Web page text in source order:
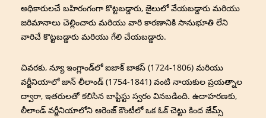
అధికారులచే బహిరంగంగా కొట్టబడ్డారు, జైలులో వేయబడ్డారు మరియు
జరిమానాలు చెల్లించారు మరియు వారి కారణానికి సానుభూతి లేని
వారిచే కొట్టబడ్డారు మరియు గేలి చేయబడ్డారు.
చివరకు, న్యూ ఇంగ్లాండ్‌లో ఐజాక్ బాకస్ (1724-1806) మరియు
వర్జీనియాలో జాన్ లీలాండ్ (1754-1841) వంటి నాయకుల ప్రయత్నాల
ద్వారా, ఇతరులతో కలిసిన బాప్టిస్టు స్వరం వినబడింది. ఉదాహరణకు,
లీలాండ్ వర్జీనియాలోని ఆరెంజ్ కౌంటీలో ఒక ఓక్ చెట్టు కింద జేమ్స్